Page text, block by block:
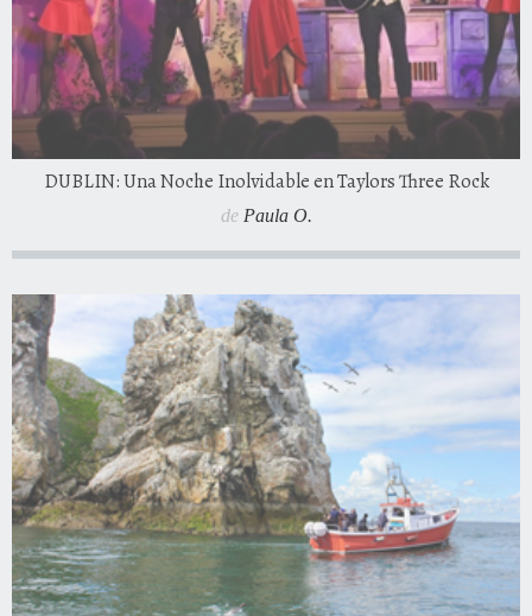
DUBLIN: Una Noche Inolvidable en Taylors Three Rock
de Paula O.